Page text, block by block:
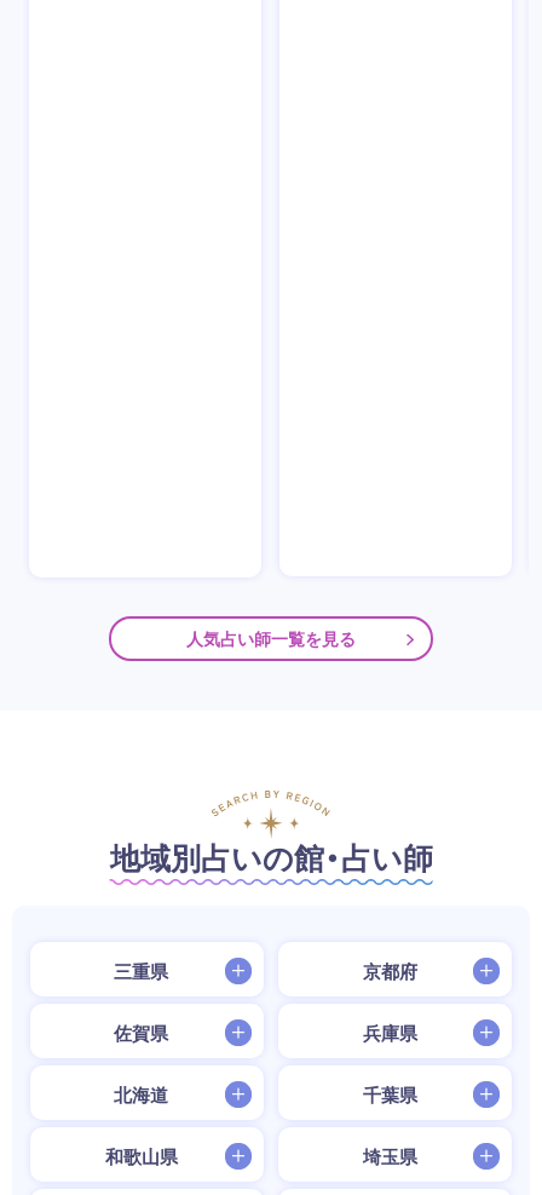
人気占い師一覧を見る
地域別占いの館・占い師
三重県 京都府
佐賀県 兵庫県
北海道 千葉県
和歌山県 埼玉県